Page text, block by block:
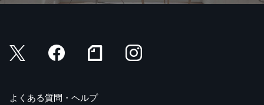
よくある質問・ヘルプ